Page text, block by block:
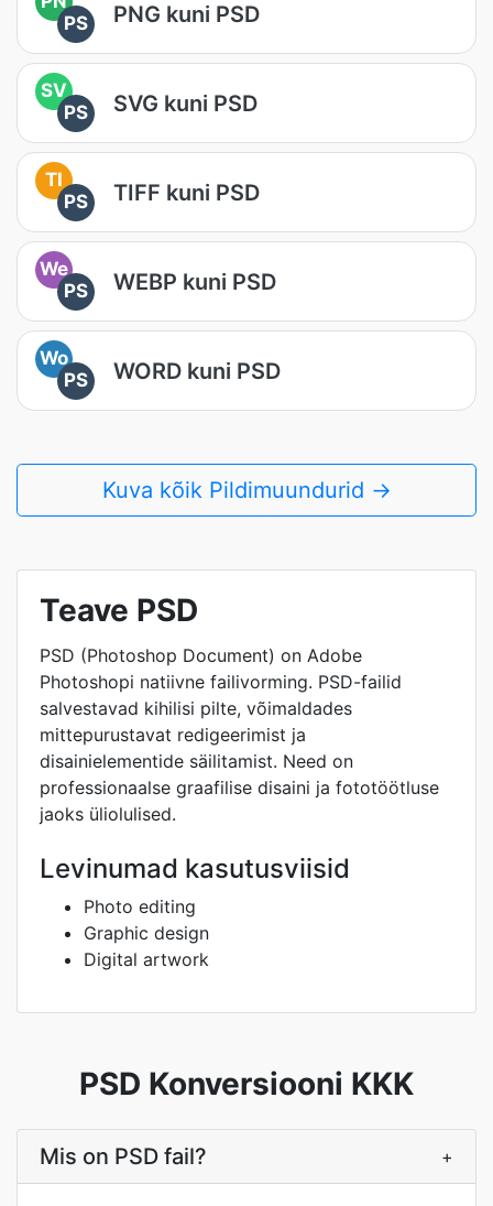
PS
PNG kuni PSD
SV
PS
SVG kuni PSD
TI
PS
TIFF kuni PSD
We
PS
WEBP kuni PSD
Wo
PS
WORD kuni PSD
Kuva kõik Pildimuundurid →
Teave PSD
PSD (Photoshop Document) on Adobe
Photoshopi natiivne failivorming. PSD-failid
salvestavad kihilisi pilte, võimaldades
mittepurustavat redigeerimist ja
disainielementide säilitamist. Need on
professionaalse graafilise disaini ja fototöötluse
jaoks üliolulised.
Levinumad kasutusviisid
Photo editing
Graphic design
Digital artwork
PSD Konversiooni KKK
Mis on PSD fail? +